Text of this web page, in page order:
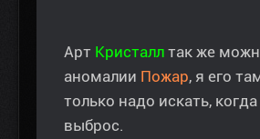
Арт Кристалл так же
аномалии Пожар, я его
только надо искать,
выброс.